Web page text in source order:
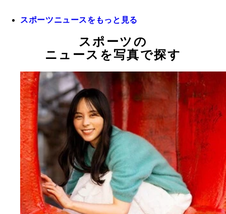
スポーツニュースをもっと見る
スポーツの
ニュースを写真で探す